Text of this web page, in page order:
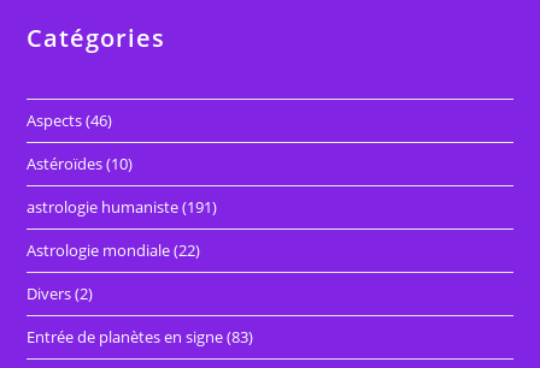
Catégories
Aspects(46)
Astéroïdes(10)
astrologie humaniste(191)
Astrologie mondiale(22)
Divers(2)
Entrée de planètes en signe(83)